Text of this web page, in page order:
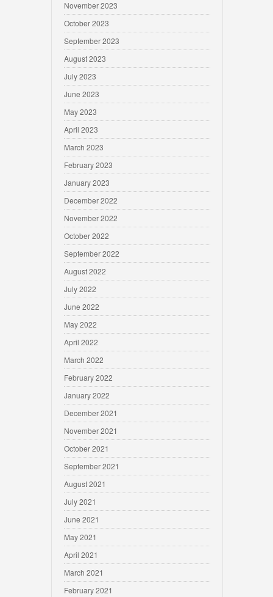
November 2023
October 2023
September 2023
August 2023
July 2023
June 2023
May 2023
April 2023
March 2023
February 2023
January 2023
December 2022
November 2022
October 2022
September 2022
August 2022
July 2022
June 2022
May 2022
April 2022
March 2022
February 2022
January 2022
December 2021
November 2021
October 2021
September 2021
August 2021
July 2021
June 2021
May 2021
April 2021
March 2021
February 2021